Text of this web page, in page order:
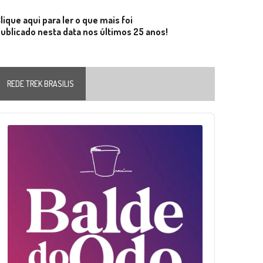
aqui para ler o que mais foi
nesta data nos últimos 25 anos!
REDE TREK BRASILIS
Player